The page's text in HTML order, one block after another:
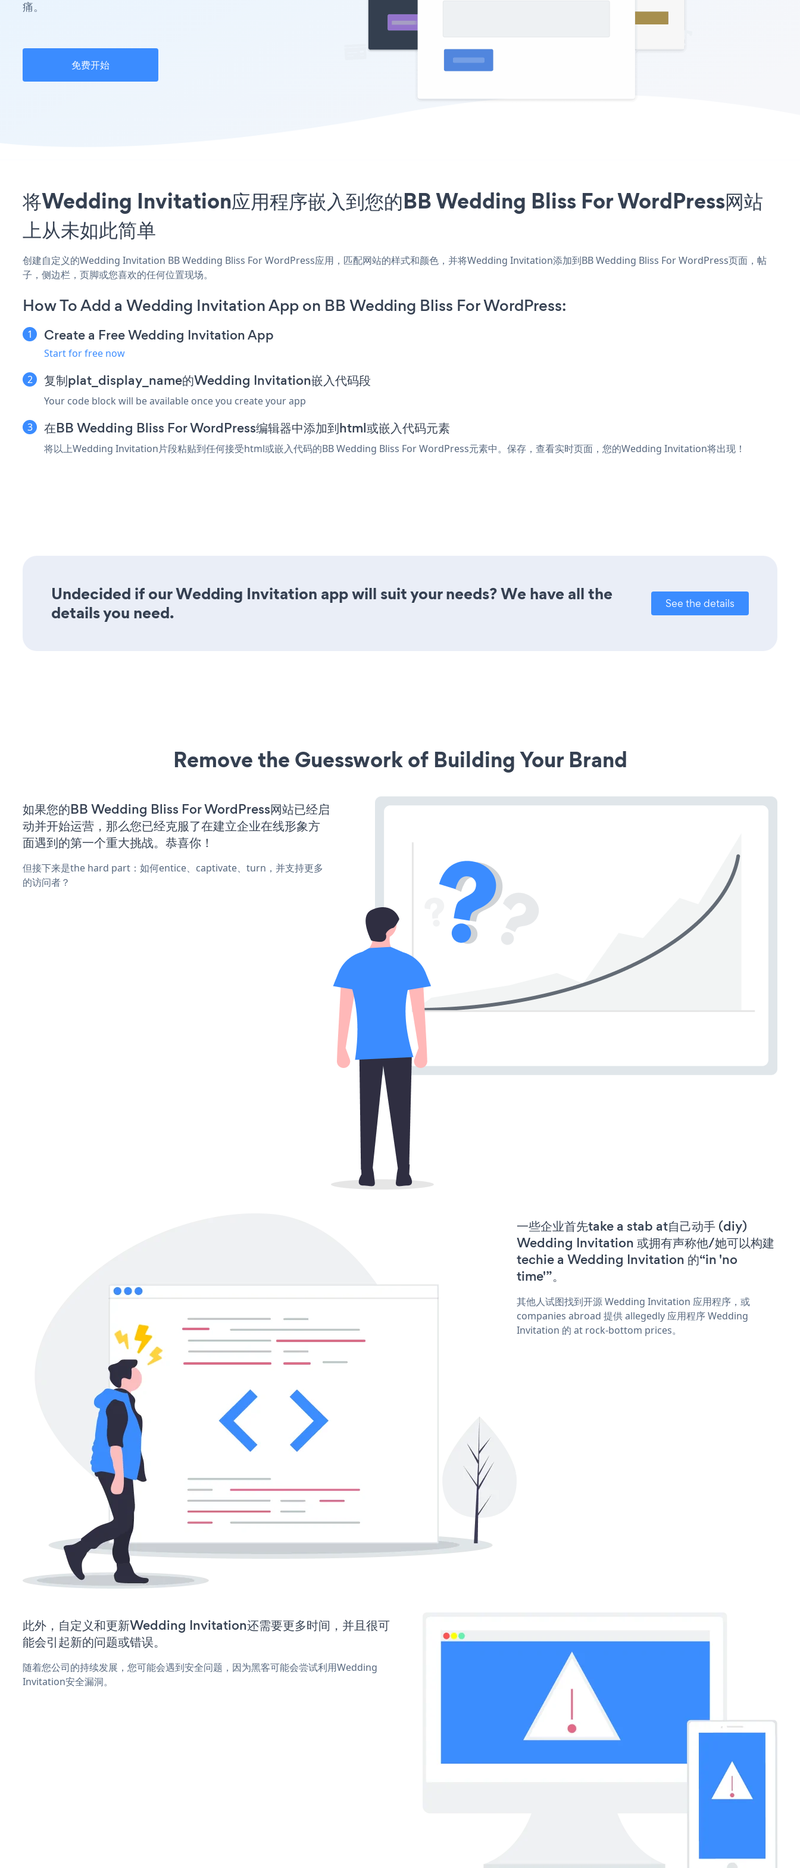
痛。
免费开始
将Wedding Invitation应用程序嵌入到您的BB Wedding Bliss For WordPress网站
上从未如此简单
创建自定义的Wedding Invitation BB Wedding Bliss For WordPress应用，匹配网站的样式和颜色，并将Wedding Invitation添加到BB Wedding Bliss For WordPress页面，帖
子，侧边栏，页脚或您喜欢的任何位置现场。
How To Add a Wedding Invitation App on BB Wedding Bliss For WordPress:
Create a Free Wedding Invitation App
Start for free now
复制plat_display_name的Wedding Invitation嵌入代码段
Your code block will be available once you create your app
在BB Wedding Bliss For WordPress编辑器中添加到html或嵌入代码元素
将以上Wedding Invitation片段粘贴到任何接受html或嵌入代码的BB Wedding Bliss For WordPress元素中。保存，查看实时页面，您的Wedding Invitation将出现！
Undecided if our Wedding Invitation app will suit your needs? We have all the
details you need.
See the details
Remove the Guesswork of Building Your Brand
如果您的BB Wedding Bliss For WordPress网站已经启
动并开始运营，那么您已经克服了在建立企业在线形象方
面遇到的第一个重大挑战。恭喜你！
但接下来是the hard part：如何entice、captivate、turn，并支持更多
的访问者？
一些企业首先take a stab at自己动手 (diy)
Wedding Invitation 或拥有声称他/她可以构建
techie a Wedding Invitation 的“in 'no
time'”。
其他人试图找到开源 Wedding Invitation 应用程序，或
companies abroad 提供 allegedly 应用程序 Wedding
Invitation 的 at rock-bottom prices。
此外，自定义和更新Wedding Invitation还需要更多时间，并且很可
能会引起新的问题或错误。
随着您公司的持续发展，您可能会遇到安全问题，因为黑客可能会尝试利用Wedding
Invitation安全漏洞。